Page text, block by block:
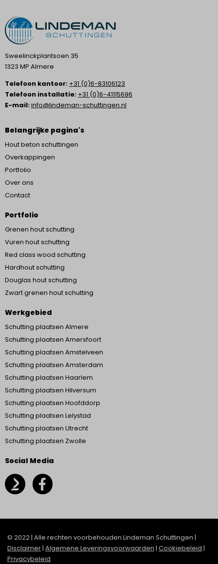
Sweelinckplantsoen 35
1323 MP Almere
Telefoon kantoor: +31 (0)6-83106123
Telefoon installatie: +31 (0)6-41115696
E-mail:info@lindeman-schuttingen.nl
Belangrijke pagina's
Hout beton schuttingen
Overkappingen
Portfolio
Over ons
Contact
Portfolio
Grenen hout schutting
Vuren hout schutting
Red class wood schutting
Hardhout schutting
Douglas hout schutting
Zwart grenen hout schutting
Werkgebied
Schutting plaatsen Almere
Schutting plaatsen Amersfoort
Schutting plaatsen Amstelveen
Schutting plaatsen Amsterdam
Schutting plaatsen Haarlem
Schutting plaatsen Hilversum
Schutting plaatsen Hoofddorp
Schutting plaatsen Lelystad
Schutting plaatsen Utrecht
Schutting plaatsen Zwolle
Social Media
© 2022 | Alle rechten voorbehouden Lindeman Schuttingen |
Disclaimer| Algemene Leveringsvoorwaarden | Cookiebeleid |
Privacybeleid